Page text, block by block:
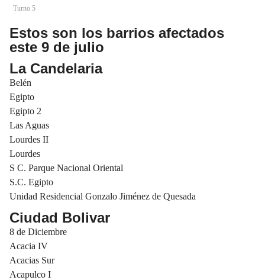
Turno 5
Estos son los barrios afectados
este 9 de julio
La Candelaria
Belén
Egipto
Egipto 2
Las Aguas
Lourdes II
Lourdes
S C. Parque Nacional Oriental
S.C. Egipto
Unidad Residencial Gonzalo Jiménez de Quesada
Ciudad Bolivar
8 de Diciembre
Acacia IV
Acacias Sur
Acapulco I